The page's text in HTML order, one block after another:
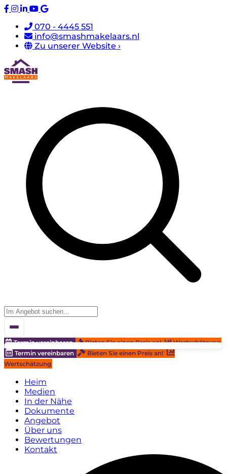
070 - 4445 551
info@smashmakelaars.nl
Zu unserer Website ›
Termin vereinbaren Bieten Sie einen Preis an!
Wertschätzung
Termin vereinbaren
Bieten Sie einen Preis an!
Wertschätzung
Heim
Medien
In der Nähe
Dokumente
Angebot
Über uns
Bewertungen
Kontakt